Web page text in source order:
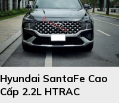
Hyundai SantaFe Cao
Cấp 2.2L HTRAC